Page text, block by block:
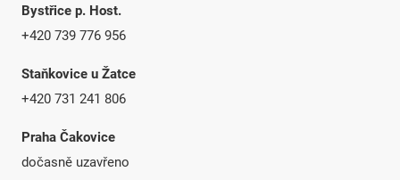
Bystřice p. Host.
+420 739 776 956
Staňkovice u Žatce
+420 731 241 806
Praha Čakovice
dočasně uzavřeno